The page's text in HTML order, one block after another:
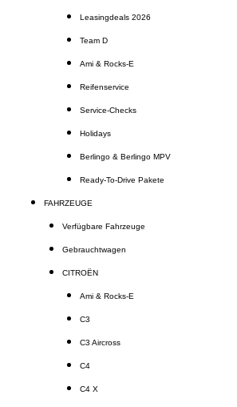
Leasingdeals 2026
Team D
Ami & Rocks-E
Reifenservice
Service-Checks
Holidays
Berlingo & Berlingo MPV
Ready-To-Drive Pakete
FAHRZEUGE
Verfügbare Fahrzeuge
Gebrauchtwagen
CITROËN
Ami & Rocks-E
C3
C3 Aircross
C4
C4 X